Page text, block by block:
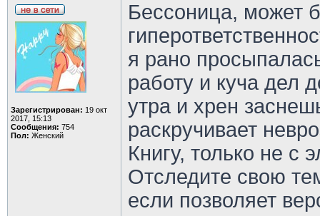
Зарегистрирован: 19 окт
2017, 15:13
Сообщения: 754
Пол: Женский
Бессоница, может
я рано
работу и куча дел
утра и хрен
раскручивает
Книгу, только не с
Отследите свою
если позволяет